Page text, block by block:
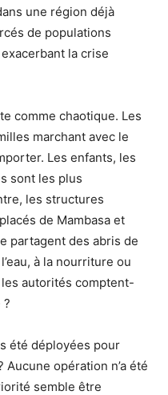
une région déjà
de populations
la crise
comme chaotique. Les
marchant avec le
Les enfants, les
sont les plus
les structures
de Mambasa et
partagent des abris de
à la nourriture ou
autorités comptent-
?
été déployées pour
opération n’a été
semble être